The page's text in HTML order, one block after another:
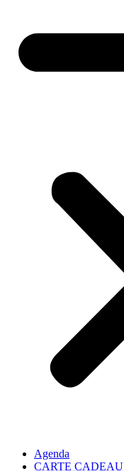
Agenda
CARTE CADEAU